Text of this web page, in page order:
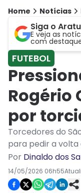
Home Notícias
Siga o
E veja as
com
FUTEBOL
Rogério
por
Torcedores do
para pedir a volta
Por Dinaldo dos
14/05/2026 06h55